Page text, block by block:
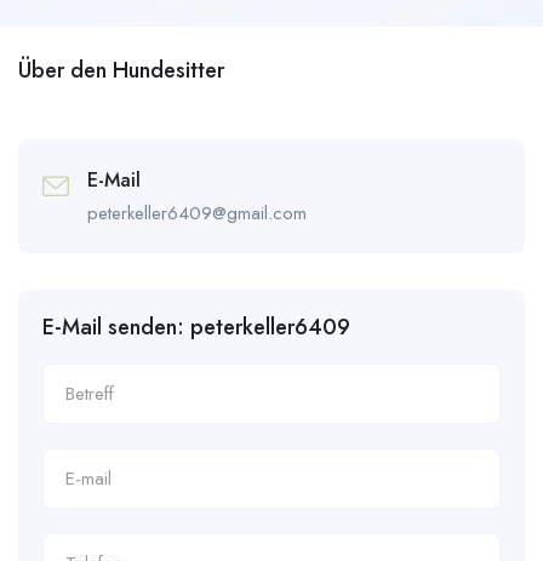
Über den Hundesitter
E-Mail
peterkeller6409@gmail.com
E-Mail senden: peterkeller6409